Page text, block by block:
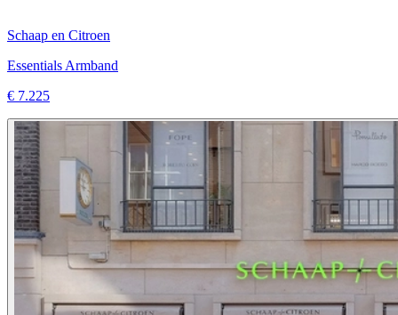
Schaap en Citroen
Essentials Armband
€ 7.225